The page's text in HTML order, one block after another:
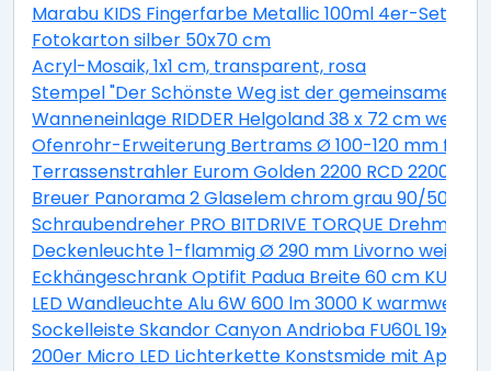
Marabu KIDS Fingerfarbe Metallic 100ml 4er-Set
Fotokarton silber 50x70 cm
Acryl-Mosaik, 1x1 cm, transparent, rosa
Stempel "Der Schönste Weg ist der gemeinsame"
Wanneneinlage RIDDER Helgoland 38 x 72 cm weiß
Ofenrohr-Erweiterung Bertrams Ø 100-120 mm
Terrassenstrahler Eurom Golden 2200 RCD 2200W
Breuer Panorama 2 Glaselem chrom grau 90/50 cm
Schraubendreher PRO BITDRIVE TORQUE
Deckenleuchte 1-flammig Ø 290 mm Livorno weiß/
Eckhängeschrank Optifit Padua Breite 60 cm KUPD
LED Wandleuchte Alu 6W 600 lm 3000 K warmweiß
Sockelleiste Skandor Canyon Andrioba FU60L
200er Micro LED Lichterkette Konstsmide mit App